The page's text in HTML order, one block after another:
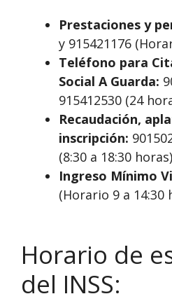
Prestaciones y
y 915421176
Teléfono para
Social A Guarda:
915412530 (24
Recaudación,
inscripción:
(8:30 a 18:30
Ingreso Mínimo
(Horario 9 a 14:30
Horario de
del INSS: